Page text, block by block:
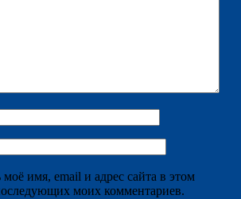
имя, email и адрес сайта в этом
моих комментариев.